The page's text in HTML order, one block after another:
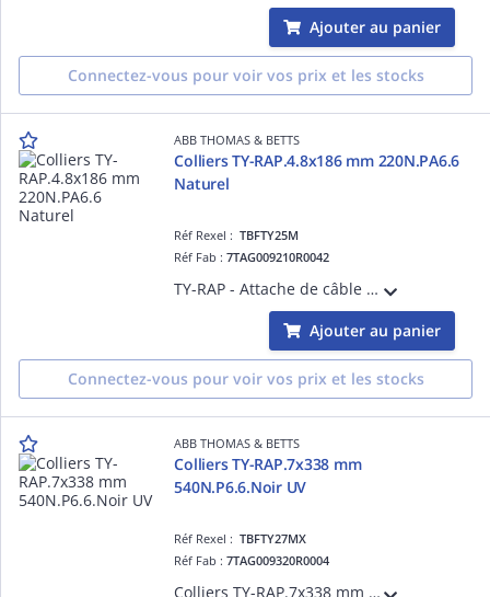
Ajouter au panier
Connectez-vous pour voir vos prix et les stocks
ABB THOMAS & BETTS
Colliers TY-RAP.4.8x186 mm 220N.PA6.6
Naturel
Réf Rexel :TBFTY25M
Réf Fab :7TAG009210R0042
TY-RAP - Attache de câble polyamide naturel - TY-RAP largeur 3,6mm longueur 140 mm 222N - Nylon 6.6 - température 85°
Ajouter au panier
Connectez-vous pour voir vos prix et les stocks
ABB THOMAS & BETTS
Colliers TY-RAP.7x338 mm
540N.P6.6.Noir UV
Réf Rexel :TBFTY27MX
Réf Fab :7TAG009320R0004
Colliers TY-RAP.7x338 mm 540N.P6.6.Noir UV